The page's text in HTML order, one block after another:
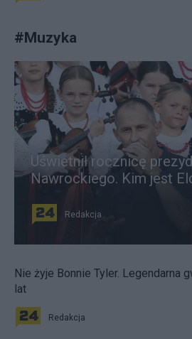
#Muzyka
Uświetnił rocznicę
Nawrockiego. Kim jest
Redakcja
Nie żyje Bonnie Tyler. Legendarna
lat
Redakcja